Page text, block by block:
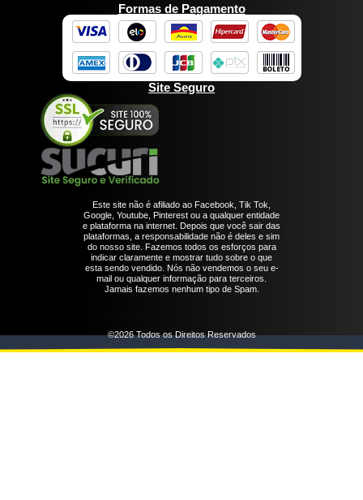
Formas de Pagamento
Site Seguro
Este site não é afiliado ao Facebook, Tik Tok,
Google, Youtube, Pinterest ou a qualquer entidade
e plataforma na internet. Depois que você sair das
plataformas, a responsabilidade não é deles e sim
do nosso site. Fazemos todos os esforços para
indicar claramente e mostrar tudo sobre o que
esta sendo vendido. Nós não vendemos o seu e-
mail ou qualquer informação para terceiros.
Jamais fazemos nenhum tipo de Spam.
©2026 Todos os Direitos Reservados